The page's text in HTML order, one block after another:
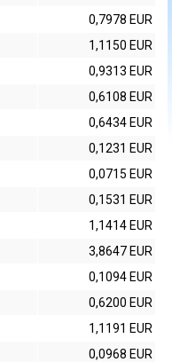
0,7978 EUR
1,1150 EUR
0,9313 EUR
0,6108 EUR
0,6434 EUR
0,1231 EUR
0,0715 EUR
0,1531 EUR
1,1414 EUR
3,8647 EUR
0,1094 EUR
0,6200 EUR
1,1191 EUR
0,0968 EUR